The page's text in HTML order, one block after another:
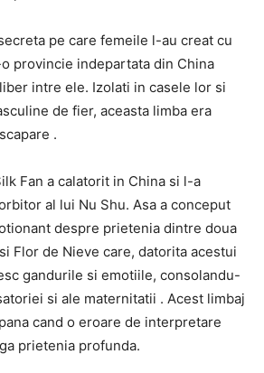
pe care femeile l-au creat cu
provincie indepartata din China
intre ele. Izolati in casele lor si
de fier, aceasta limba era
.
Fan a calatorit in China si l-a
al lui Nu Shu. Asa a conceput
despre prietenia dintre doua
Flor de Nieve care, datorita acestui
gandurile si emotiile, consolandu-
si ale maternitatii . Acest limbaj
cand o eroare de interpretare
prietenia profunda.